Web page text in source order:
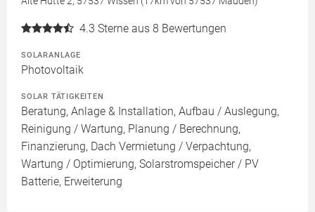
4.3 Sterne aus 8 Bewertungen
SOLARANLAGE
Photovoltaik
SOLAR TÄTIGKEITEN
Beratung, Anlage & Installation, Aufbau / Auslegung,
Reinigung / Wartung, Planung / Berechnung,
Finanzierung, Dach Vermietung / Verpachtung,
Wartung / Optimierung, Solarstromspeicher / PV
Batterie, Erweiterung